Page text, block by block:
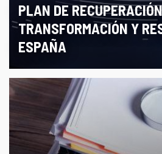
PLAN DE
TRANSFORMACIÓN Y
ESPAÑA